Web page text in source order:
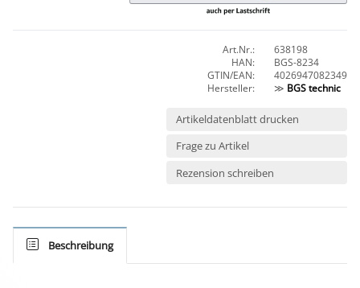
Art.Nr.:
638198
HAN:
BGS-8234
GTIN/EAN:
4026947082349
Hersteller:
≫ BGS technic
Artikeldatenblatt drucken
Frage zu Artikel
Rezension schreiben
Beschreibung